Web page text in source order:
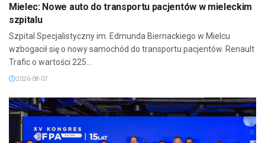
Mielec: Nowe auto do transportu pacjentów w mieleckim
szpitalu
Szpital Specjalistyczny im. Edmunda Biernackiego w Mielcu
wzbogacił się o nowy samochód do transportu pacjentów. Renault
Trafic o wartości 225...
2026-08-07